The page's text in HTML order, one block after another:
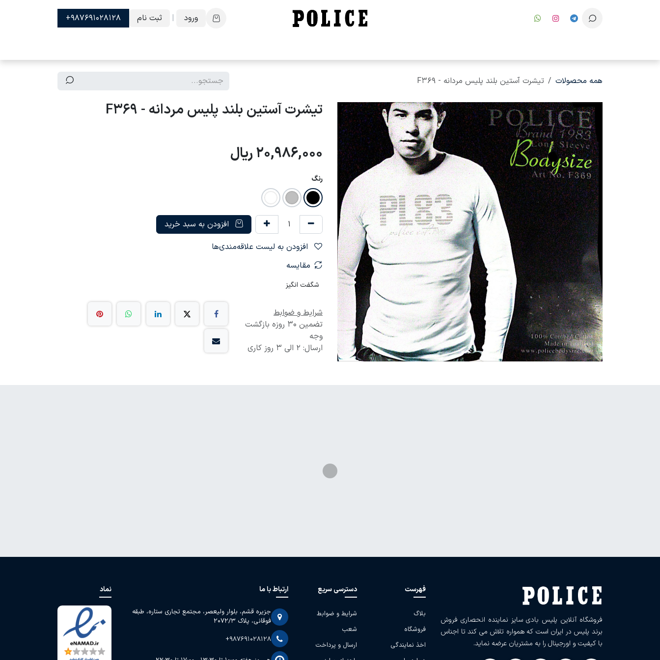
ورود
| ثبت نام 987691028128+
همه محصولات تیشرت آستین بلند پلیس مردانه - F369
تیشرت آستین بلند پلیس مردانه - F369
20,986,000ریال
رنگ
افزودن به سبد خرید
مقایسه
شگفت انگیز
شرایط و ضوابط
تضمین 30 روزه بازگشت
وجه
ارسال: 2 الی 3 روز کاری
فروشگاه آنلاین پلیس بادی سایز نماینده انحصاری فروش
برند پلیس در ایران است که همواره تلاش می کند تا اجناس
با کیفیت و اورجینال را به مشتریان عرضه نماید.
فهرست
بلاگ
فروشگاه
اخذ نمایندگی
دسترسی سریع
شرایط و ضوابط
شعب
ارسال و پرداخت
ارتباط با ما
جزیره قشم، بلوار ولیعصر، مجتمع تجاری ستاره، طبقه
فوقانی، پلاک 2072/3
+987691028128
نماد